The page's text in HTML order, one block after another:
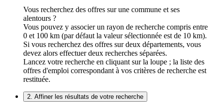
Vous recherchez des offres sur une commune et ses
alentours ?
Vous pouvez y associer un rayon de recherche compris entre
0 et 100 km (par défaut la valeur sélectionnée est de 10 km).
Si vous recherchez des offres sur deux départements, vous
devez alors effectuer deux recherches séparées.
Lancez votre recherche en cliquant sur la loupe ; la liste des
offres d'emploi correspondant à vos critères de recherche est
restituée.
2. Affiner les résultats de votre recherche